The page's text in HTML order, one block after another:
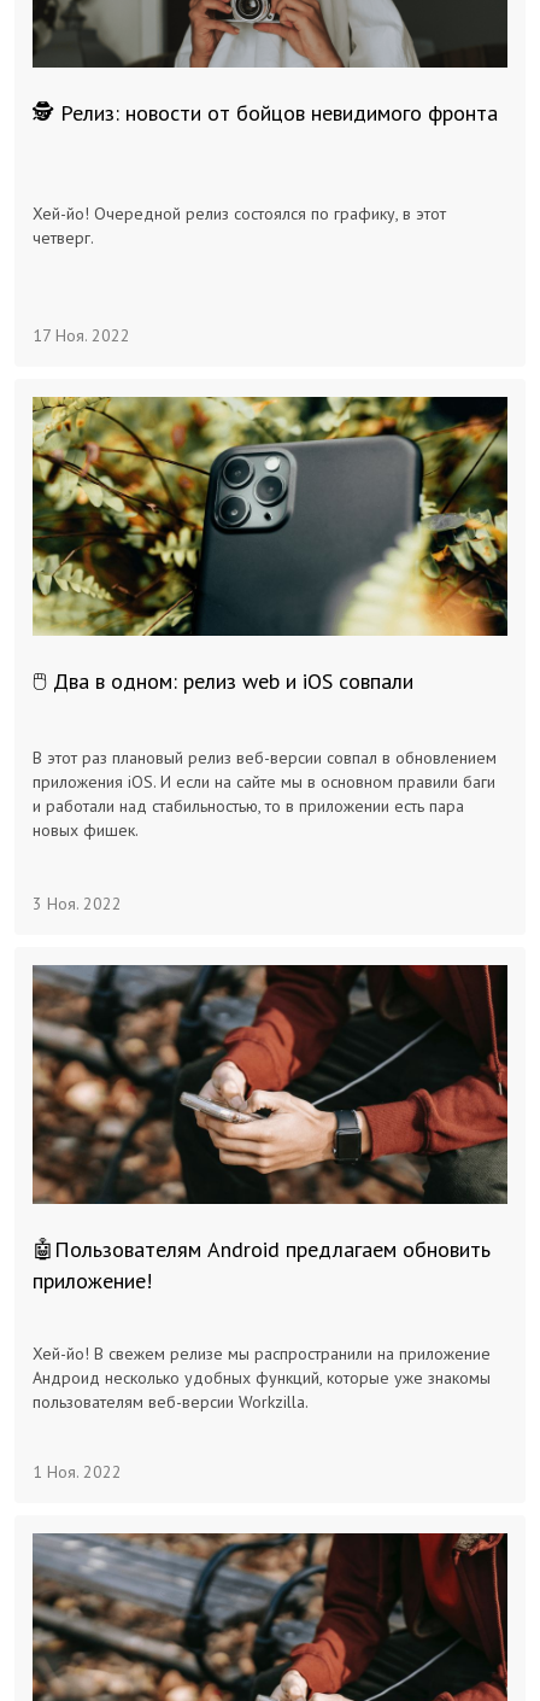
🕵️ Релиз: новости от бойцов невидимого фронта
Хей-йо! Очередной релиз состоялся по графику, в этот
четверг.
17 Ноя. 2022
🖱 Два в одном: релиз web и iOS совпали
В этот раз плановый релиз веб-версии совпал в обновлением
приложения iOS. И если на сайте мы в основном правили баги
и работали над стабильностью, то в приложении есть пара
новых фишек.
3 Ноя. 2022
🤖Пользователям Android предлагаем обновить
приложение!
Хей-йо! В свежем релизе мы распространили на приложение
Андроид несколько удобных функций, которые уже знакомы
пользователям веб-версии Workzilla.
1 Ноя. 2022